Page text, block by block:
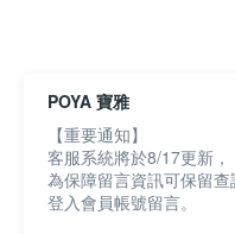
POYA 寶雅
【重要通知】
客服系統將於8/17更新，
為保障留言資訊可保留
登入會員帳號留言。